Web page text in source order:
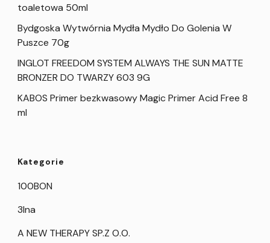
toaletowa 50ml
Bydgoska Wytwórnia Mydła Mydło Do Golenia W
Puszce 70g
INGLOT FREEDOM SYSTEM ALWAYS THE SUN MATTE
BRONZER DO TWARZY 603 9G
KABOS Primer bezkwasowy Magic Primer Acid Free 8
ml
Kategorie
100BON
3Ina
A NEW THERAPY SP.Z O.O.